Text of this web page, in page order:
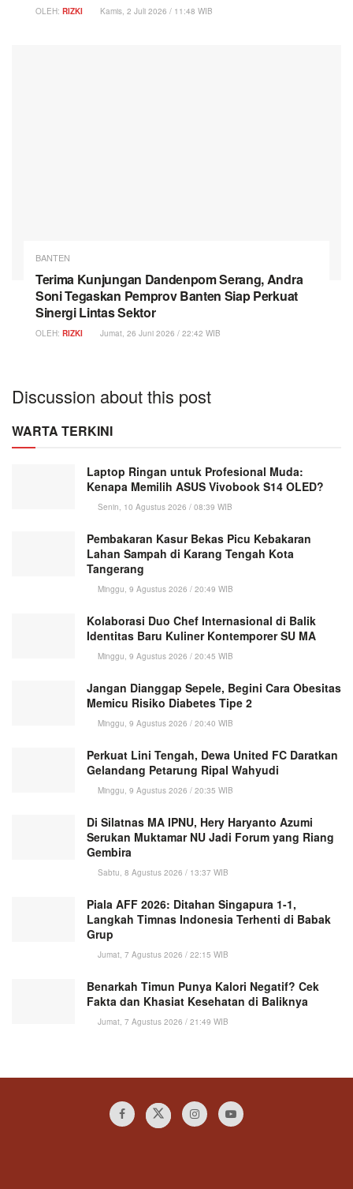
OLEH: RIZKI Kamis, 2 Juli 2026 / 11:48 WIB
BANTEN
Terima Kunjungan Dandenpom Serang, Andra
Soni Tegaskan Pemprov Banten Siap Perkuat
Sinergi Lintas Sektor
OLEH: RIZKI Jumat, 26 Juni 2026 / 22:42 WIB
Discussion about this post
WARTA TERKINI
Laptop Ringan untuk Profesional Muda:
Kenapa Memilih ASUS Vivobook S14 OLED?
Senin, 10 Agustus 2026 / 08:39 WIB
Pembakaran Kasur Bekas Picu Kebakaran
Lahan Sampah di Karang Tengah Kota
Tangerang
Minggu, 9 Agustus 2026 / 20:49 WIB
Kolaborasi Duo Chef Internasional di Balik
Identitas Baru Kuliner Kontemporer SU MA
Minggu, 9 Agustus 2026 / 20:45 WIB
Jangan Dianggap Sepele, Begini Cara Obesitas
Memicu Risiko Diabetes Tipe 2
Minggu, 9 Agustus 2026 / 20:40 WIB
Perkuat Lini Tengah, Dewa United FC Daratkan
Gelandang Petarung Ripal Wahyudi
Minggu, 9 Agustus 2026 / 20:35 WIB
Di Silatnas MA IPNU, Hery Haryanto Azumi
Serukan Muktamar NU Jadi Forum yang Riang
Gembira
Sabtu, 8 Agustus 2026 / 13:37 WIB
Piala AFF 2026: Ditahan Singapura 1-1,
Langkah Timnas Indonesia Terhenti di Babak
Grup
Jumat, 7 Agustus 2026 / 22:15 WIB
Benarkah Timun Punya Kalori Negatif? Cek
Fakta dan Khasiat Kesehatan di Baliknya
Jumat, 7 Agustus 2026 / 21:49 WIB